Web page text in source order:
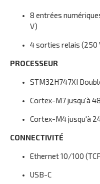
8 entrées
V)
4 sorties relais (250
PROCESSEUR
STM32H747XI
Cortex-M7 jusqu'à
Cortex-M4 jusqu'à
CONNECTIVITÉ
Ethernet 10/100
USB-C